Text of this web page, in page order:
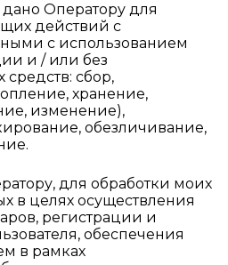
Оператору для
действий с
с использованием
и / или без
средств: сбор,
хранение,
изменение),
обезличивание,
для обработки моих
в целях осуществления
регистрации и
обеспечения
в рамках